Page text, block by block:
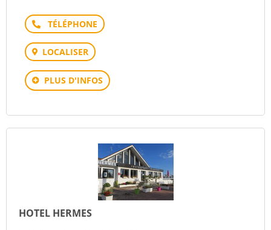
Téléphone
LOCALISER
PLUS D'INFOS
HOTEL HERMES